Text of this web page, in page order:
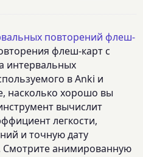
повторений флеш-
флеш-карт с
интервальных
в Anki и
насколько хорошо вы
вычислит
легкости,
и точную дату
Смотрите анимированную